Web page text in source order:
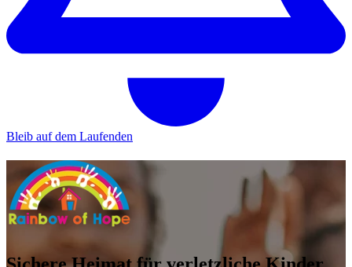
Bleib auf dem Laufenden